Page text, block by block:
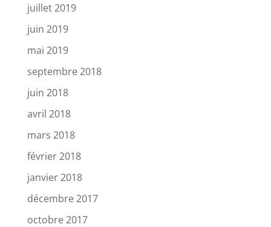
juillet 2019
juin 2019
mai 2019
septembre 2018
juin 2018
avril 2018
mars 2018
février 2018
janvier 2018
décembre 2017
octobre 2017